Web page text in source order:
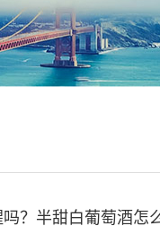
？半甜白葡萄酒怎